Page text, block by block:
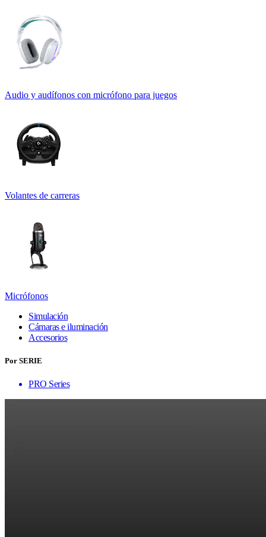
Audio y audífonos con micrófono para juegos
Volantes de carreras
Micrófonos
Simulación
Cámaras e iluminación
Accesorios
Por SERIE
PRO Series